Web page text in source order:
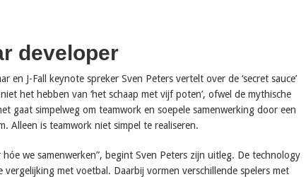
developer
en J-Fall keynote spreker Sven Peters vertelt over de ‘secret sauce’
het hebben van ‘het schaap met vijf poten’, ofwel de mythische
gaat simpelweg om teamwork en soepele samenwerking door een
Alleen is teamwork niet simpel te realiseren.
we samenwerken”, begint Sven Peters zijn uitleg. De technology
met voetbal. Daarbij vormen verschillende spelers met